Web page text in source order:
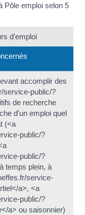
Pôle emploi selon 5
d'emploi
accomplir des
service-public/?
de recherche
d'un emploi quel
(<a
public/?
public/?
temps plein, à
service-
a>, <a
public/?
a> ou saisonnier)